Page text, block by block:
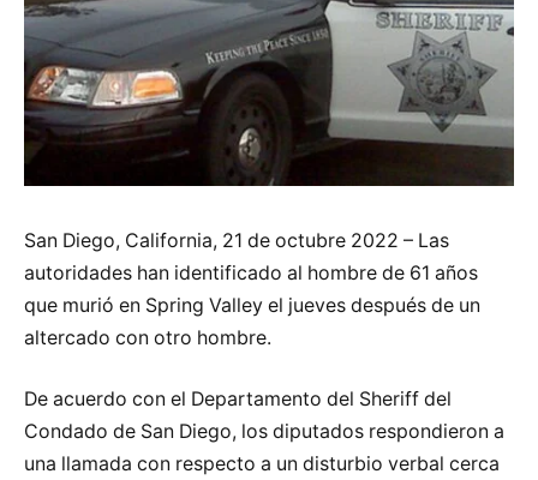
San Diego, California, 21 de octubre 2022 – Las
autoridades han identificado al hombre de 61 años
que murió en Spring Valley el jueves después de un
altercado con otro hombre.
De acuerdo con el Departamento del Sheriff del
Condado de San Diego, los diputados respondieron a
una llamada con respecto a un disturbio verbal cerca